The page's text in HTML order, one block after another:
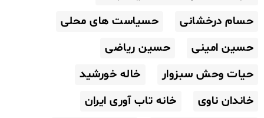
حسام درخشانی
حسیاست های محلی
حسین امینی
حسین ریاضی
حیات وحش سبزوار
خاله خورشید
خاندان ناوی
خانه تاب آوری ایران